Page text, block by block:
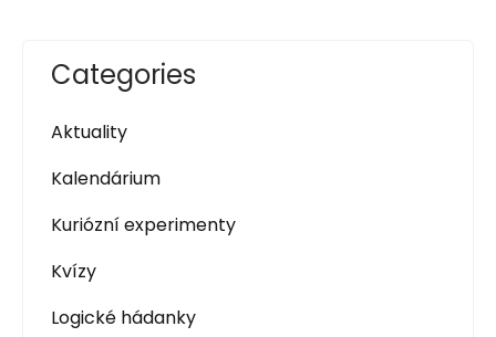
Categories
Aktuality
Kalendárium
Kuriózní experimenty
Kvízy
Logické hádanky